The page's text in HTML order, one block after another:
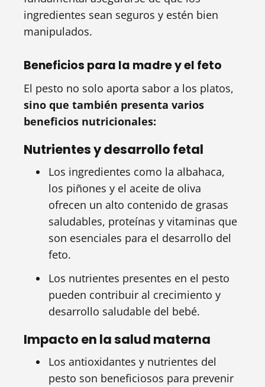
ingredientes sean seguros y estén bien
manipulados.
Beneficios para la madre y el feto
El pesto no solo aporta sabor a los platos,
sino que también presenta varios
beneficios nutricionales:
Nutrientes y desarrollo fetal
Los ingredientes como la albahaca,
los piñones y el aceite de oliva
ofrecen un alto contenido de grasas
saludables, proteínas y vitaminas que
son esenciales para el desarrollo del
feto.
Los nutrientes presentes en el pesto
pueden contribuir al crecimiento y
desarrollo saludable del bebé.
Impacto en la salud materna
Los antioxidantes y nutrientes del
pesto son beneficiosos para prevenir